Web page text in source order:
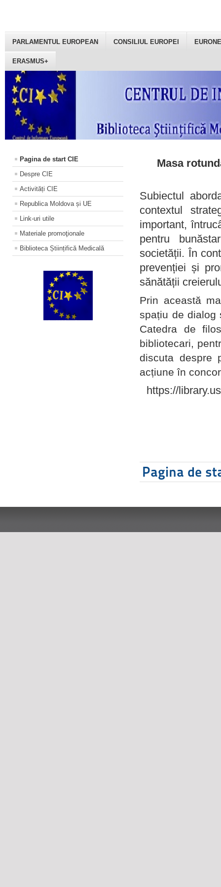
PARLAMENTUL EUROPEAN CONSILIUL EUROPEI
ERASMUS+
Pagina de start CIE
Despre CIE
Activități CIE
Republica Moldova și UE
Link-uri utile
Materiale promoţionale
Biblioteca Științifică Medicală
Masa
Subiectul
contextul
important,
pentru
societății. În
prevenției și
sănătății
Prin această
spațiu de dialog
Catedra de
bibliotecari,
discuta despre
acțiune în
https://
Pagina de